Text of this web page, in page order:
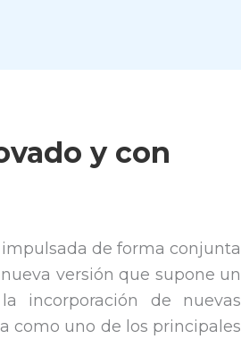
y con
de forma conjunta
versión que supone un
incorporación de nuevas
como uno de los principales